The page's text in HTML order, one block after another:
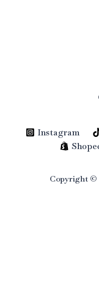
Instagram
Copyright ©